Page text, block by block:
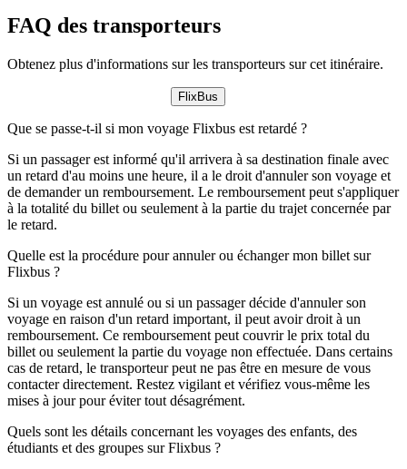
FAQ des transporteurs
Obtenez plus d'informations sur les transporteurs sur cet itinéraire.
FlixBus
Que se passe-t-il si mon voyage Flixbus est retardé ?
Si un passager est informé qu'il arrivera à sa destination finale avec
un retard d'au moins une heure, il a le droit d'annuler son voyage et
de demander un remboursement. Le remboursement peut s'appliquer
à la totalité du billet ou seulement à la partie du trajet concernée par
le retard.
Quelle est la procédure pour annuler ou échanger mon billet sur
Flixbus ?
Si un voyage est annulé ou si un passager décide d'annuler son
voyage en raison d'un retard important, il peut avoir droit à un
remboursement. Ce remboursement peut couvrir le prix total du
billet ou seulement la partie du voyage non effectuée. Dans certains
cas de retard, le transporteur peut ne pas être en mesure de vous
contacter directement. Restez vigilant et vérifiez vous-même les
mises à jour pour éviter tout désagrément.
Quels sont les détails concernant les voyages des enfants, des
étudiants et des groupes sur Flixbus ?